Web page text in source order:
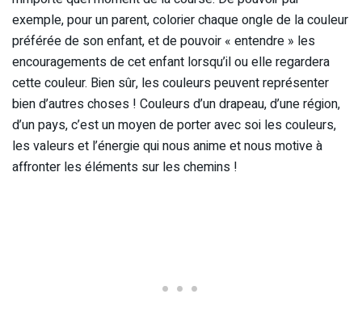
exemple, pour un parent, colorier chaque ongle de la couleur
préférée de son enfant, et de pouvoir « entendre » les
encouragements de cet enfant lorsqu’il ou elle regardera
cette couleur. Bien sûr, les couleurs peuvent représenter
bien d’autres choses ! Couleurs d’un drapeau, d’une région,
d’un pays, c’est un moyen de porter avec soi les couleurs,
les valeurs et l’énergie qui nous anime et nous motive à
affronter les éléments sur les chemins !